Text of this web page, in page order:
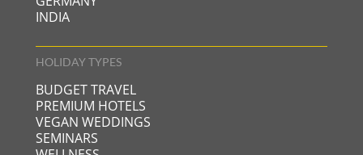
INDIA
HOLIDAY TYPES
BUDGET TRAVEL
PREMIUM HOTELS
VEGAN WEDDINGS
SEMINARS